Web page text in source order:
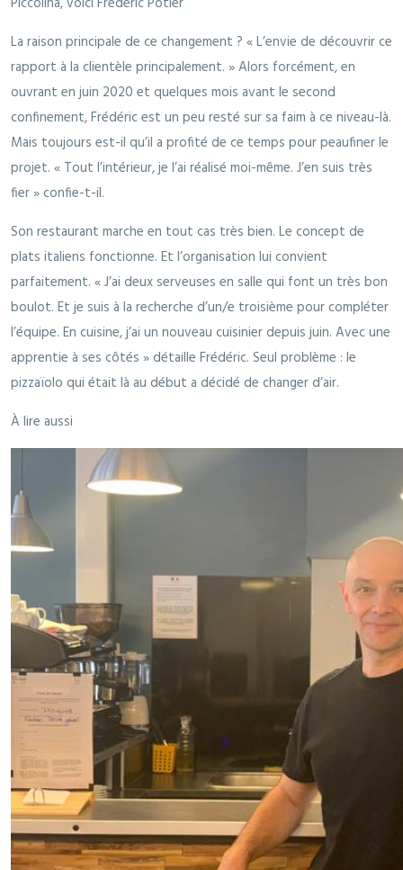
La raison principale de ce changement ? « L’envie de découvrir ce
rapport à la clientèle principalement. » Alors forcément, en
ouvrant en juin 2020 et quelques mois avant le second
confinement, Frédéric est un peu resté sur sa faim à ce niveau-là.
Mais toujours est-il qu’il a profité de ce temps pour peaufiner le
projet. « Tout l’intérieur, je l’ai réalisé moi-même. J’en suis très
fier » confie-t-il.
Son restaurant marche en tout cas très bien. Le concept de
plats italiens fonctionne. Et l’organisation lui convient
parfaitement. « J’ai deux serveuses en salle qui font un très bon
boulot. Et je suis à la recherche d’un/e troisième pour compléter
l’équipe. En cuisine, j’ai un nouveau cuisinier depuis juin. Avec une
apprentie à ses côtés » détaille Frédéric. Seul problème : le
pizzaïolo qui était là au début a décidé de changer d’air.
À lire aussi